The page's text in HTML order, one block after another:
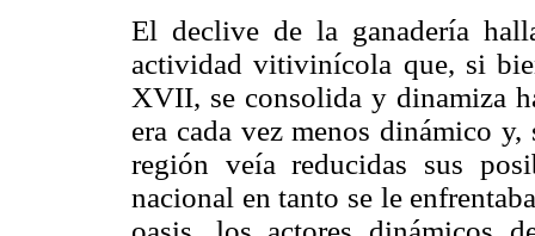
El declive de la ganadería
actividad vitivinícola que, si
XVII, se consolida y dinamiza
era cada vez menos dinámico
región veía reducidas sus
nacional en tanto se le